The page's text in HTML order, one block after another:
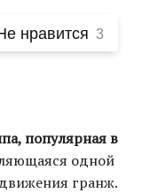
нравится 3
популярная в
одной
гранж.